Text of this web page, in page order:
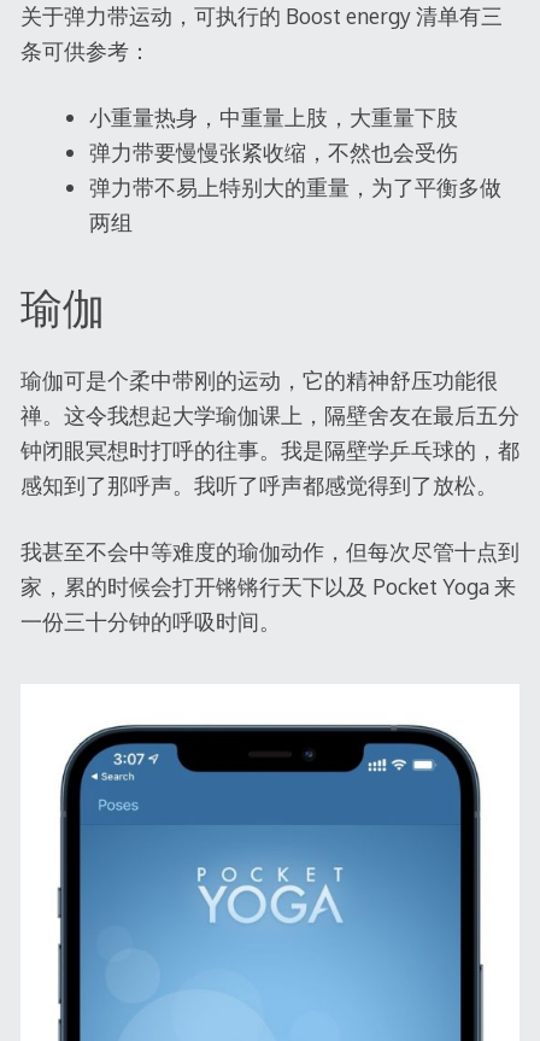
关于弹力带运动，可执行的 Boost energy 清单有三
条可供参考：
小重量热身，中重量上肢，大重量下肢
弹力带要慢慢张紧收缩，不然也会受伤
弹力带不易上特别大的重量，为了平衡多做
两组
瑜伽
瑜伽可是个柔中带刚的运动，它的精神舒压功能很
禅。这令我想起大学瑜伽课上，隔壁舍友在最后五分
钟闭眼冥想时打呼的往事。我是隔壁学乒乓球的，都
感知到了那呼声。我听了呼声都感觉得到了放松。
我甚至不会中等难度的瑜伽动作，但每次尽管十点到
家，累的时候会打开锵锵行天下以及 Pocket Yoga 来
一份三十分钟的呼吸时间。